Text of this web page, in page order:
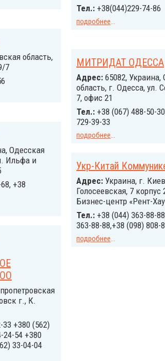
Тел.: +38(044)229-74-86
подробнее...
область,
7
МИТРИДАТ ОДЕССА
Адрес: 65082, Украина,
область, г. Одесса, ул.
7, офис 21
Тел.: +38 (067) 488-50-
729-39-33
подробнее...
Одесская
Ильфа и
+38
Укр-Китай
Адрес: Украина, г.
Голосеевская, 7 корпус
Бизнес-центр «Рент-
Тел.: +38 (044) 363-88-
363-88-88,+38 (098) 808-
подробнее...
г., К.
33 +380 (562)
24-54 +380
33-04-04